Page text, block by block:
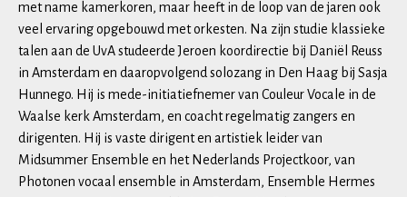
met name kamerkoren, maar heeft in de loop van de jaren ook
veel ervaring opgebouwd met orkesten. Na zijn studie klassieke
talen aan de UvA studeerde Jeroen koordirectie bij Daniël Reuss
in Amsterdam en daaropvolgend solozang in Den Haag bij Sasja
Hunnego. Hij is mede-initiatiefnemer van Couleur Vocale in de
Waalse kerk Amsterdam, en coacht regelmatig zangers en
dirigenten. Hij is vaste dirigent en artistiek leider van
Midsummer Ensemble en het Nederlands Projectkoor, van
Photonen vocaal ensemble in Amsterdam, Ensemble Hermes